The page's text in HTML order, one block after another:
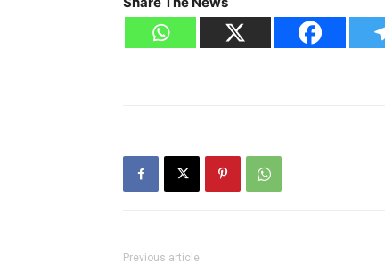
Previous article